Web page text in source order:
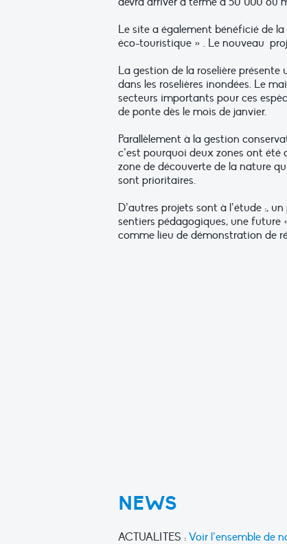
Le site a également bénéficié de
éco-touristique » . Le nouveau
La gestion de la roselière
dans les roselières inondées. Le
secteurs importants pour ces
de ponte dès le mois de janvier.
Parallèlement à la gestion
c’est pourquoi deux zones ont
zone de découverte de la nature
sont prioritaires.
D’autres projets sont à l’étude :,
sentiers pédagogiques, une future
comme lieu de démonstration de
NEWS
ACTUALITES : Voir l’ensemble de